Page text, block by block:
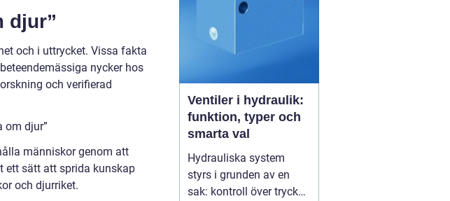
djur”
och i uttrycket. Vissa fakta
nycker hos
och verifierad
om djur”
människor genom att
ett sätt att sprida kunskap
och djurriket.
Ventiler i hydraulik:
funktion, typer och
smarta val
Hydrauliska system
styrs i grunden av en
sak: kontroll över tryck